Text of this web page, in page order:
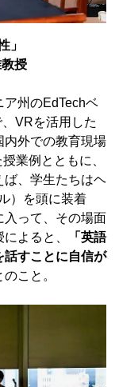
」
授
ア州のEdTechベ
VRを活用した
内外での教育現場
業例とともに、
ば、学生たちはヘ
）を頭に装着
入って、その場面
よると、
「英語
話すことに自信が
のこと。